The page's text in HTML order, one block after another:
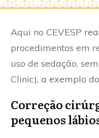
Aqui no CEVESP
procedimentos em
uso de sedação,
Clinic), a exemplo
Correção
pequenos